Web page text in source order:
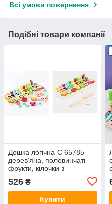
Всі умови повернення
Подібні товари компанії
Дошка логічна C 65785
дерев'яна, половинчаті
фрукти, кілочки з
кільцями, сортер, цифри,
знаки додавання-
віднімання, дорівнює
526 ₴
Купити